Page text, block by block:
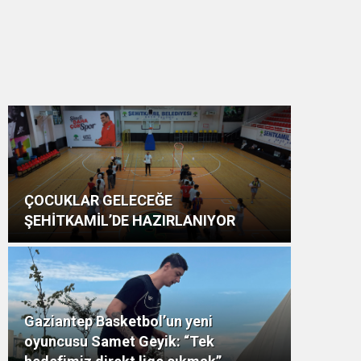
ÇOCUKLAR GELECEĞE
ŞEHİTKAMİL’DE HAZIRLANIYOR
Gaziantep Basketbol’un yeni
oyuncusu Samet Geyik: “Tek